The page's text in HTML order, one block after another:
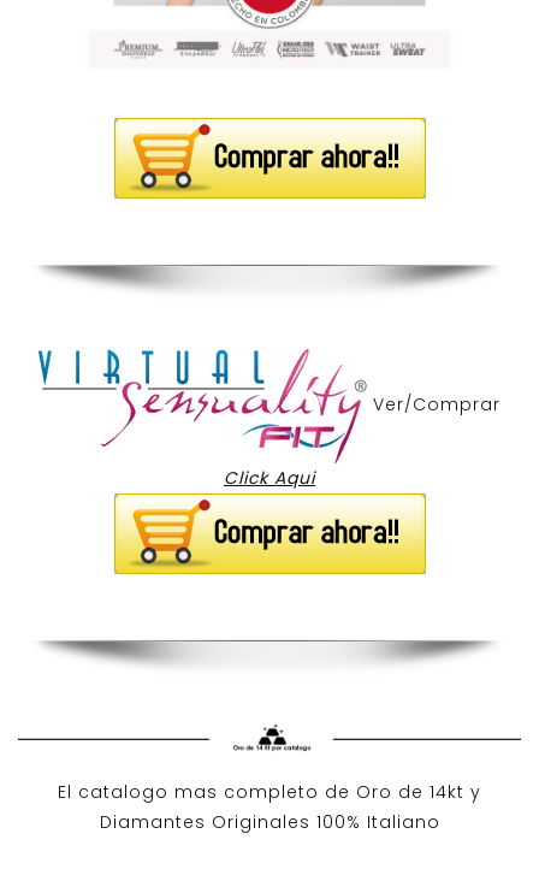
Ver/Comprar
Click Aqui
El catalogo mas completo de Oro de 14kt y
Diamantes Originales 100% Italiano